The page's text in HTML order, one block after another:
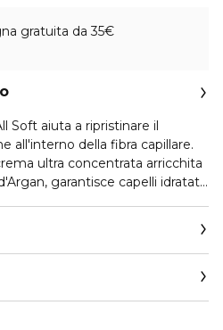
gratuita da 35€
Soft aiuta a ripristinare il
all'interno della fibra capillare.
ultra concentrata arricchita
garantisce capelli idratati